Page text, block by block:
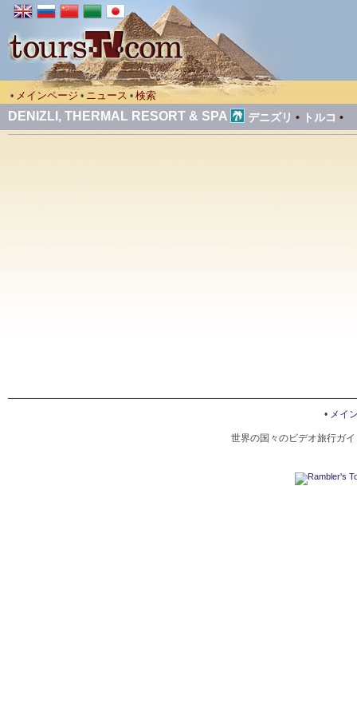
• メインページ • ニュース • 検索
DENIZLI, THERMAL RESORT & SPA デニズリ • トルコ •
• メイ
世界の国々のビデオ旅行ガ